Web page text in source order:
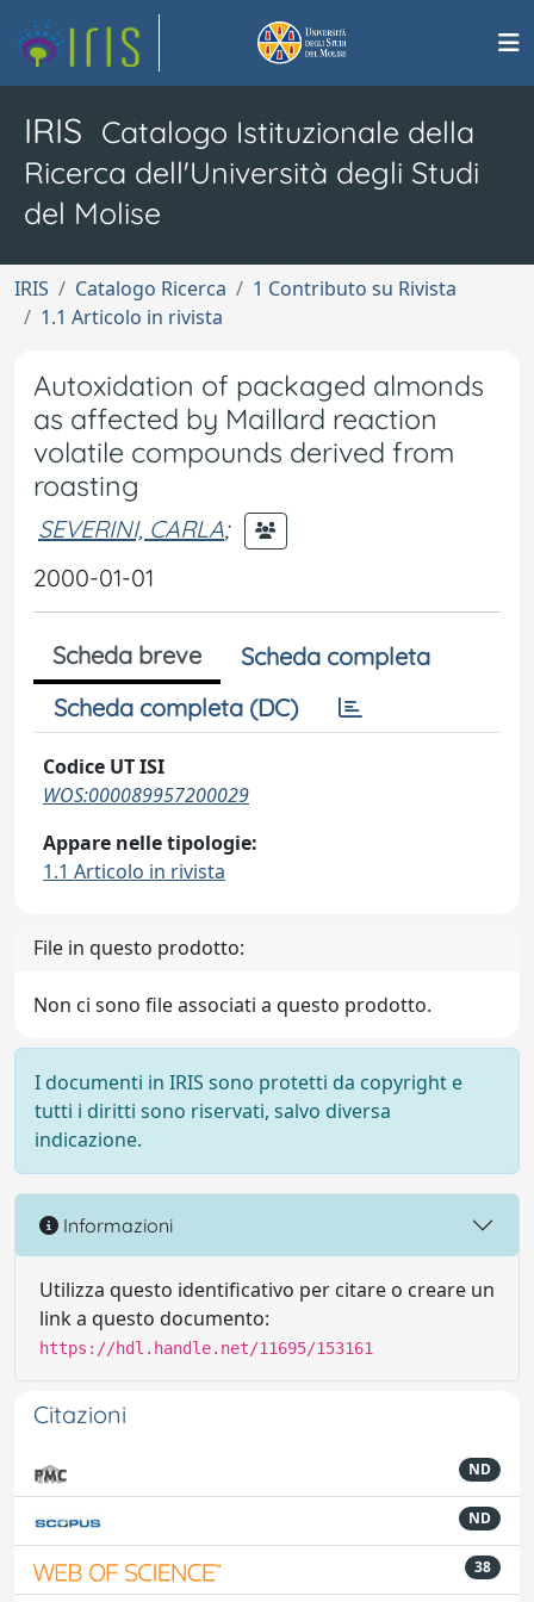
IRIS Catalogo Istituzionale della
Ricerca dell'Università degli Studi
del Molise
IRIS Catalogo Ricerca
1 Contributo su Rivista
1.1 Articolo in rivista
Autoxidation of packaged almonds
as affected by Maillard reaction
volatile compounds derived from
roasting
SEVERINI, CARLA;
2000-01-01
Scheda breve
Scheda completa
Scheda completa (DC)
Codice UT ISI
WOS:000089957200029
Appare nelle tipologie:
1.1 Articolo in rivista
File in questo prodotto:
Non ci sono file associati a questo prodotto.
I documenti in IRIS sono protetti da copyright e
tutti i diritti sono riservati, salvo diversa
indicazione.
Informazioni
Utilizza questo identificativo per citare o creare un
link a questo documento:
https://hdl.handle.net/11695/153161
Citazioni
ND
ND
38